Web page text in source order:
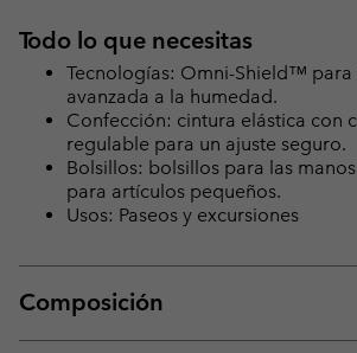
Todo lo que necesitas
Tecnologías: Omni-Shield™ para
avanzada a la humedad.
Confección: cintura elástica con
regulable para un ajuste seguro.
Bolsillos: bolsillos para las
para artículos pequeños.
Usos: Paseos y excursiones
Composición